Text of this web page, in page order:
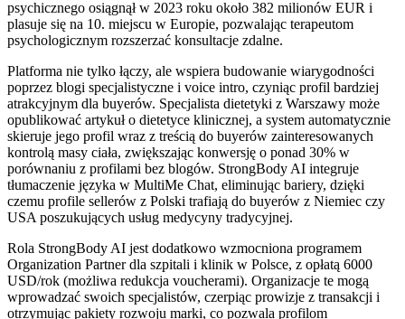
psychicznego osiągnął w 2023 roku około 382 milionów EUR i
plasuje się na 10. miejscu w Europie, pozwalając terapeutom
psychologicznym rozszerzać konsultacje zdalne.
Platforma nie tylko łączy, ale wspiera budowanie wiarygodności
poprzez blogi specjalistyczne i voice intro, czyniąc profil bardziej
atrakcyjnym dla buyerów. Specjalista dietetyki z Warszawy może
opublikować artykuł o dietetyce klinicznej, a system automatycznie
skieruje jego profil wraz z treścią do buyerów zainteresowanych
kontrolą masy ciała, zwiększając konwersję o ponad 30% w
porównaniu z profilami bez blogów. StrongBody AI integruje
tłumaczenie języka w MultiMe Chat, eliminując bariery, dzięki
czemu profile sellerów z Polski trafiają do buyerów z Niemiec czy
USA poszukujących usług medycyny tradycyjnej.
Rola StrongBody AI jest dodatkowo wzmocniona programem
Organization Partner dla szpitali i klinik w Polsce, z opłatą 6000
USD/rok (możliwa redukcja voucherami). Organizacje te mogą
wprowadzać swoich specjalistów, czerpiąc prowizje z transakcji i
otrzymując pakiety rozwoju marki, co pozwala profilom